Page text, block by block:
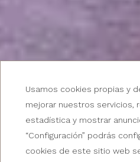
La
Usamos cookies propias y
mejorar nuestros servicios,
estadística y mostrar
“Configuración” podrás
cookies de este sitio web